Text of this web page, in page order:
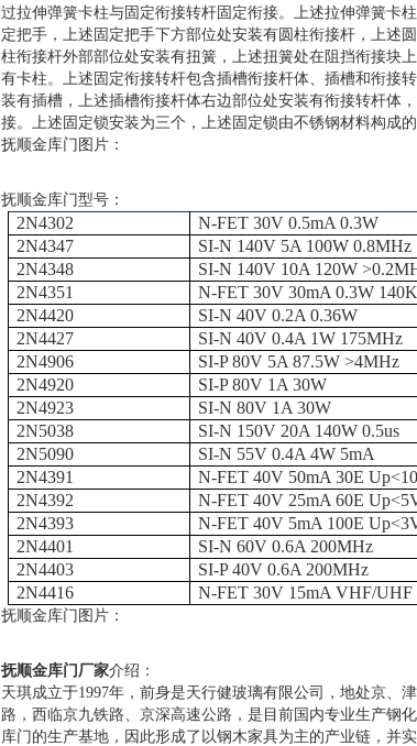
过拉伸弹簧卡柱与固定衔接转杆固定衔接。上述拉伸弹簧卡
定把手，上述固定把手下方部位处安装有圆柱衔接杆，上述
柱衔接杆外部部位处安装有扭簧，上述扭簧处在阻挡衔接块
有卡柱。上述固定衔接转杆包含插槽衔接杆体、插槽和衔接
装有插槽，上述插槽衔接杆体右边部位处安装有衔接转杆体
接。上述固定锁安装为三个，上述固定锁由不锈钢材料构成的
抚顺金库门图片：
抚顺金库门型号：
2N4302
N-FET 30V 0.5mA 0.3W
2N4347
SI-N 140V 5A 100W 0.8MHz
2N4348
SI-N 140V 10A 120W
2N4351
N-FET 30V 30mA 0.3W
2N4420
SI-N 40V 0.2A 0.36W
2N4427
SI-N 40V 0.4A 1W 175MHz
2N4906
SI-P 80V 5A 87.5W >4MHz
2N4920
SI-P 80V 1A 30W
2N4923
SI-N 80V 1A 30W
2N5038
SI-N 150V 20A 140W 0.5us
2N5090
SI-N 55V 0.4A 4W 5mA
2N4391
N-FET 40V 50mA 30E
2N4392
N-FET 40V 25mA 60E
2N4393
N-FET 40V 5mA 100E
2N4401
SI-N 60V 0.6A 200MHz
2N4403
SI-P 40V 0.6A 200MHz
2N4416
N-FET 30V 15mA VHF/UHF
抚顺金库门图片：
抚顺金库门厂家介绍：
天琪成立于1997年，前身是天行健玻璃有限公司，地处京、
路，西临京九铁路、京深高速公路，是目前国内专业生产钢
库门的生产基地，因此形成了以钢木家具为主的产业链，并